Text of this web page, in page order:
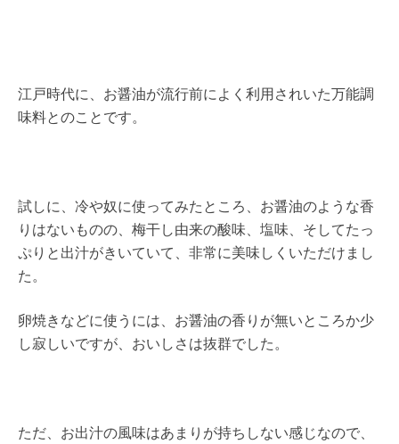
江戸時代に、お醤油が流行前によく利用されいた万能調
味料とのことです。
試しに、冷や奴に使ってみたところ、お醤油のような香
りはないものの、梅干し由来の酸味、塩味、そしてたっ
ぷりと出汁がきいていて、非常に美味しくいただけまし
た。
卵焼きなどに使うには、お醤油の香りが無いところか少
し寂しいですが、おいしさは抜群でした。
ただ、お出汁の風味はあまりが持ちしない感じなので、